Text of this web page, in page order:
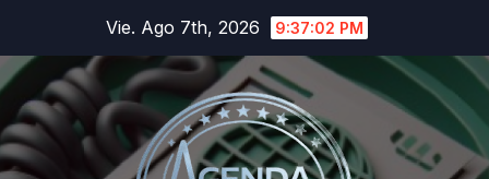
contenido
Vie. Ago 7th, 2026 9:37:03 PM